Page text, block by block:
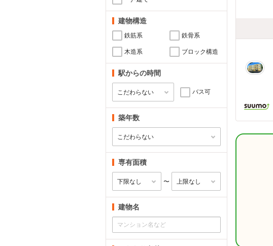
建物構造
鉄筋系 鉄骨系
木造系 ブロック構造
駅からの時間
バス可
築年数
専有面積
〜
建物名